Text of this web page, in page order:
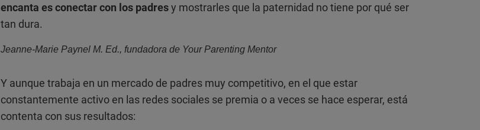
encanta es conectar con los padresy mostrarles que la paternidad no tiene por qué ser
tan dura.
Jeanne-Marie Paynel M. Ed., fundadora de Your Parenting Mentor
Y aunque trabaja en un mercado de padres muy competitivo, en el que estar
constantemente activo en las redes sociales se premia o a veces se hace esperar, está
contenta con sus resultados: